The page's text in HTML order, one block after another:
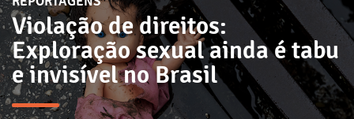
Violação de direitos:
Exploração sexual ainda é tabu
e invisível no Brasil